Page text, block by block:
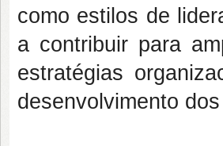
como estilos de
a contribuir para
estratégias
desenvolvimento